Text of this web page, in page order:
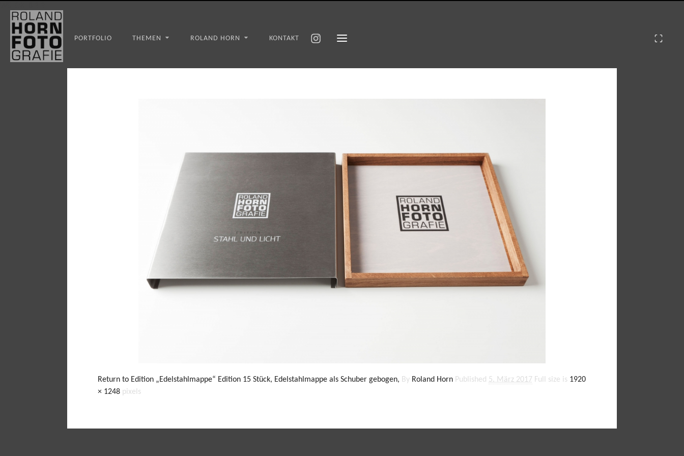
PORTFOLIO THEMEN ROLAND HORN KONTAKT
Return to Edition „Edelstahlmappe“ Edition 15 Stück, Edelstahlmappe als Schuber gebogen, By Roland Horn Published 5. März 2017 Full size is 1920
× 1248 pixels